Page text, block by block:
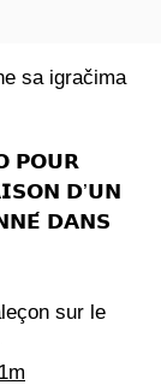
sa igračima
𝗣𝗢𝗨𝗥
𝗗’𝗨𝗡
𝗗𝗔𝗡𝗦
sur le